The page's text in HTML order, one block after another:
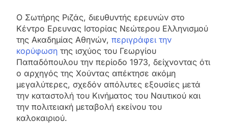
Ο Σωτήρης Ριζάς, διευθυντής ερευνών στο
Κέντρο Ερευνας Ιστορίας Νεώτερου Ελληνισμού
της Ακαδημίας Αθηνών, περιγράφει την
κορύφωση της ισχύος του Γεωργίου
Παπαδόπουλου την περίοδο 1973, δείχνοντας ότι
ο αρχηγός της Χούντας απέκτησε ακόμη
μεγαλύτερες, σχεδόν απόλυτες εξουσίες μετά
την καταστολή του Κινήματος του Ναυτικού και
την πολιτειακή μεταβολή εκείνου του
καλοκαιριού.